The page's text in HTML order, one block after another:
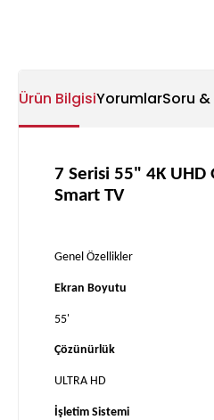
Ürün BilgisiYorumlarSoru
7 Serisi 55" 4K UHD
Smart TV
Genel Özellikler
Ekran Boyutu
55'
Çözünürlük
ULTRA HD
İşletim Sistemi